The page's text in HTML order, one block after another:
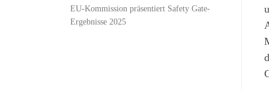
EU-Kommission präsentiert Safety Gate-
Ergebnisse 2025